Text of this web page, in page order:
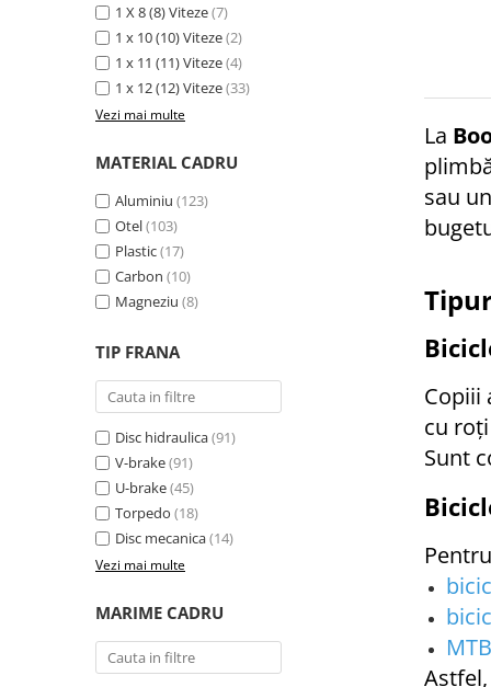
Angrenaj pedalier
Butuci pedalieri
Brat pedalier
Schimbator de viteze bicicleta
Schimbatoare spate
Manete schimbator si frana
Manete frana bicicleta
Manete schimbator bicicleta
Manete mixte frana - schimbator
Rulmenti si coronite
Casca bicicleta
Rucsaci si borsete ciclism
Manusi bicicleta
Imbracaminte ciclism dama
1 X 8 (8) Viteze(7)
1 x 10 (10) Viteze(2)
1 x 11 (11) Viteze(4)
1 x 12 (12) Viteze(33)
Vezi mai multe
MATERIAL CADRU
Aluminiu (123)
Otel(103)
Plastic(17)
Carbon (10)
Magneziu (8)
TIP FRANA
Disc hidraulica(91)
V-brake(91)
U-brake(45)
Torpedo (18)
Disc mecanica(14)
Vezi mai multe
MARIME CADRU
La
sau
Copiii
cu
Sunt
MTB